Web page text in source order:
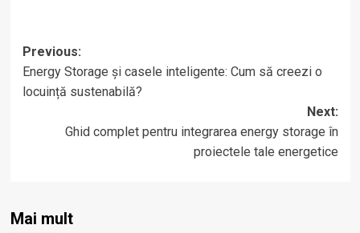
Post
navigation
Previous:
Energy Storage și casele inteligente: Cum să creezi o
locuință sustenabilă?
Next:
Ghid complet pentru integrarea energy storage în
proiectele tale energetice
Mai mult